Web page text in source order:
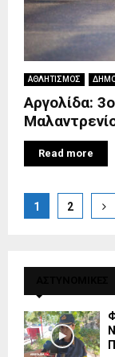
ΑΘΛΗΤΙΣΜΟΣ
Αργολίδα:
Read more
Posts
1 2